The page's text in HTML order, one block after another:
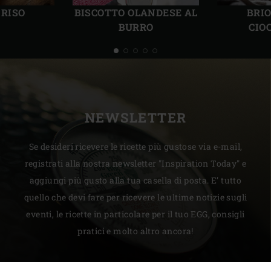
BISCOTTO OLANDESE AL
BURRO
NEWSLETTER
Se desideri ricevere le ricette più gustose via e-mail,
registrati alla nostra newsletter "Inspiration Today" e
aggiungi più gusto alla tua casella di posta. E’ tutto
quello che devi fare per ricevere le ultime notizie sugli
eventi, le ricette in particolare per il tuo EGG, consigli
pratici e molto altro ancora!